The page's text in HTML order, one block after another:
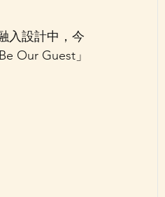
入設計中，今
Our Guest」